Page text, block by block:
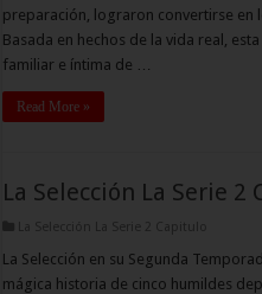
preparación, lograron convertirse en
Basada en hechos de la vida real,
familiar e íntima de …
Read More »
La Selección La Serie 2
La Selección La Serie 2 Capitulo
La Selección en su Segunda
mágica historia de cinco humildes